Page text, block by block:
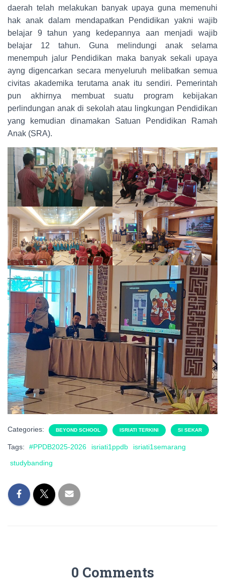
daerah telah melakukan banyak upaya guna memenuhi
hak anak dalam mendapatkan Pendidikan yakni wajib
belajar 9 tahun yang kedepannya aan menjadi wajib
belajar 12 tahun. Guna melindungi anak selama
menempuh jalur Pendidikan maka banyak sekali upaya
ayng digencarkan secara menyeluruh melibatkan semua
civitas akademika terutama anak itu sendiri. Pemerintah
pun akhirnya membuat suatu program kebijakan
perlindungan anak di sekolah atau lingkungan Pendidikan
yang kemudian dinamakan Satuan Pendidikan Ramah
Anak (SRA).
Categories: BEYOND SCHOOL ISRIATI TERKINI SI SEKAR
Tags: #PPDB2025-2026 isriati1ppdb
isriati1semarang
studybanding
0 Comments